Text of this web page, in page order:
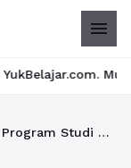
menu
langkah
Mengembangkan Program Studi Teknik Industri: Mempersiapkan Profesional untuk Tantangan Industri Modern